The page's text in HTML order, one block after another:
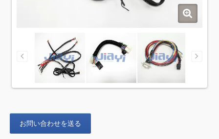
お問い合わせを送る